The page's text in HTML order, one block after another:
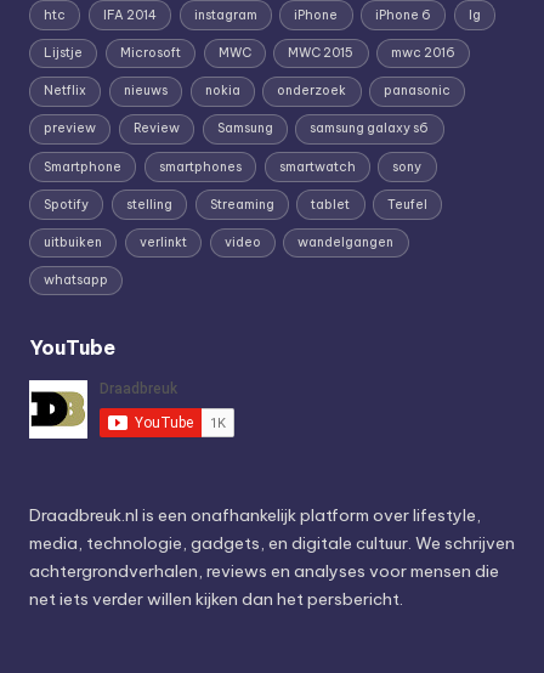
htc IFA 2014 instagram iPhone iPhone 6 lg
Lijstje Microsoft MWC MWC 2015 mwc 2016
Netflix nieuws nokia onderzoek panasonic
preview Review Samsung samsung galaxy s6
Smartphone smartphones smartwatch sony
Spotify stelling Streaming tablet Teufel
uitbuiken verlinkt video wandelgangen
whatsapp
YouTube
Draadbreuk.nl is een onafhankelijk platform over lifestyle,
media, technologie, gadgets, en digitale cultuur. We schrijven
achtergrondverhalen, reviews en analyses voor mensen die
net iets verder willen kijken dan het persbericht.